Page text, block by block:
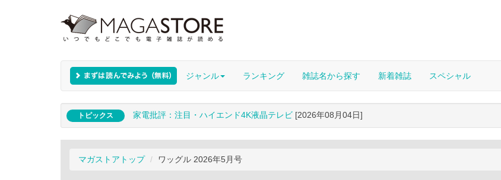
ジャンル ランキング 雑誌名から探す 新着雑誌 スペシャル
トピックス 家電批評：注目・ハイエンド4K液晶テレビ [2026年08月04日]
マガストアトップ ワッグル 2026年5月号